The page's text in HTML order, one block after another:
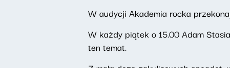
W audycji Akademia rocka
W każdy piątek o 15.00 Adam
ten temat.